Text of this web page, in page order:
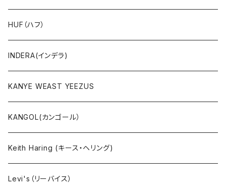
ニット
ボトムス
セットアップ
小物・雑貨
タンクトップ
コート
HUF（ハフ）
INDERA(インデラ)
KANYE WEAST YEEZUS
KANGOL(カンゴール）
Keith Haring (キース・ヘリング)
Levi's（リーバイス）